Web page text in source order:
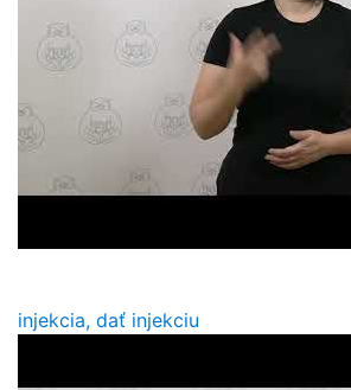
injekcia, dať injekciu